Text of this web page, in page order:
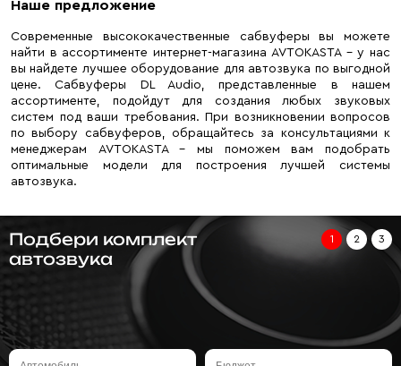
Наше предложение
Современные высококачественные сабвуферы вы можете
найти в ассортименте интернет-магазина AVTOKASTA – у нас
вы найдете лучшее оборудование для автозвука по выгодной
цене. Сабвуферы DL Audio, представленные в нашем
ассортименте, подойдут для создания любых звуковых
систем под ваши требования. При возникновении вопросов
по выбору сабвуферов, обращайтесь за консультациями к
менеджерам AVTOKASTA – мы поможем вам подобрать
оптимальные модели для построения лучшей системы
автозвука.
Подбери комплект
автозвука
1 2 3